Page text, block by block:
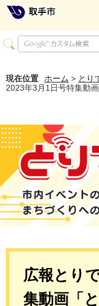
現在位置 ホーム > とり
2023年3月1日号特集動
とりでMOVIE 市内イベン
への取り組みなどを動画
広報とり
集動画「